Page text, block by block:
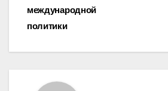
международной
политики